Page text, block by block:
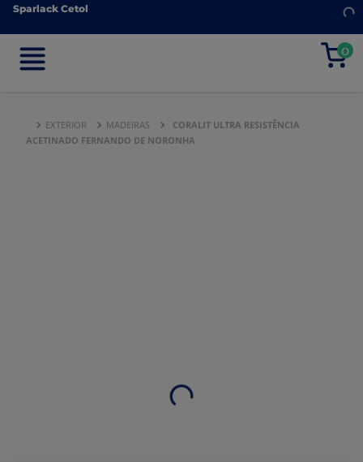
Sparlack Cetol
0
Sparlack Cetol
0
EXTERIOR MADEIRAS
CORALIT ULTRA RESISTÊNCIA
ACETINADO FERNANDO DE NORONHA